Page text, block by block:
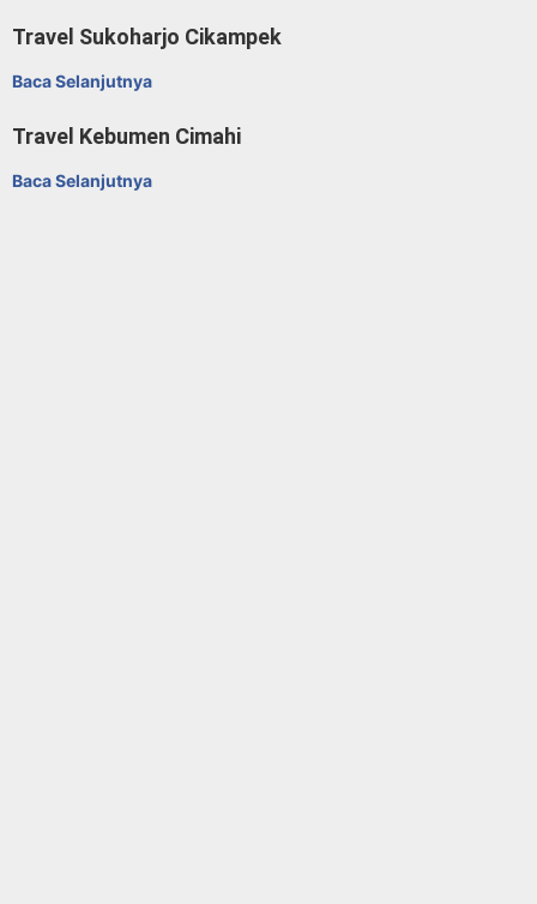
Travel Sukoharjo Cikampek
Baca Selanjutnya
Travel Kebumen Cimahi
Baca Selanjutnya